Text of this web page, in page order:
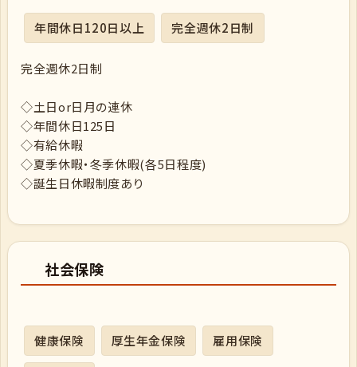
年間休日120日以上 完全週休2日制
完全週休2日制
◇土日or日月の連休
◇年間休日125日
◇有給休暇
◇夏季休暇・冬季休暇(各5日程度)
◇誕生日休暇制度あり
社会保険
健康保険 厚生年金保険 雇用保険